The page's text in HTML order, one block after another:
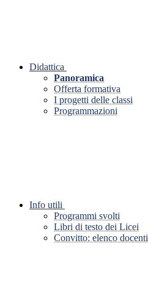
Didattica
Panoramica
Offerta formativa
I progetti delle classi
Programmazioni
Info utili
Programmi svolti
Libri di testo dei Licei
Convitto: elenco docenti